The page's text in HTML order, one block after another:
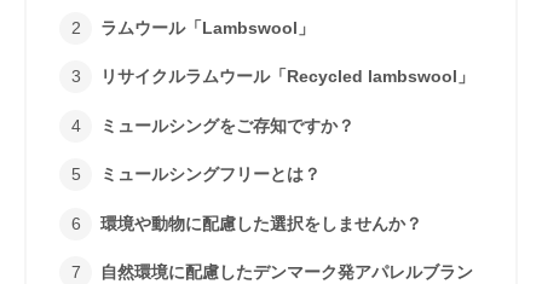
ラムウール「Lambswool」
リサイクルラムウール「Recycled lambswool」
ミュールシングをご存知ですか？
ミュールシングフリーとは？
環境や動物に配慮した選択をしませんか？
自然環境に配慮したデンマーク発アパレルブラン